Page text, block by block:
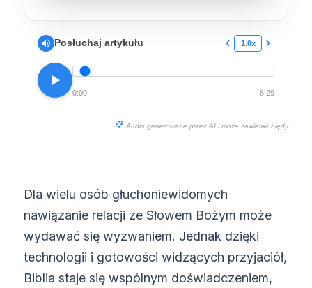
Posłuchaj artykułu 1.0x
0:00 6:29
Audio generowane przez AI i może zawierać błędy
Dla wielu osób głuchoniewidomych
nawiązanie relacji ze Słowem Bożym może
wydawać się wyzwaniem. Jednak dzięki
technologii i gotowości widzących przyjaciół,
Biblia staje się wspólnym doświadczeniem,